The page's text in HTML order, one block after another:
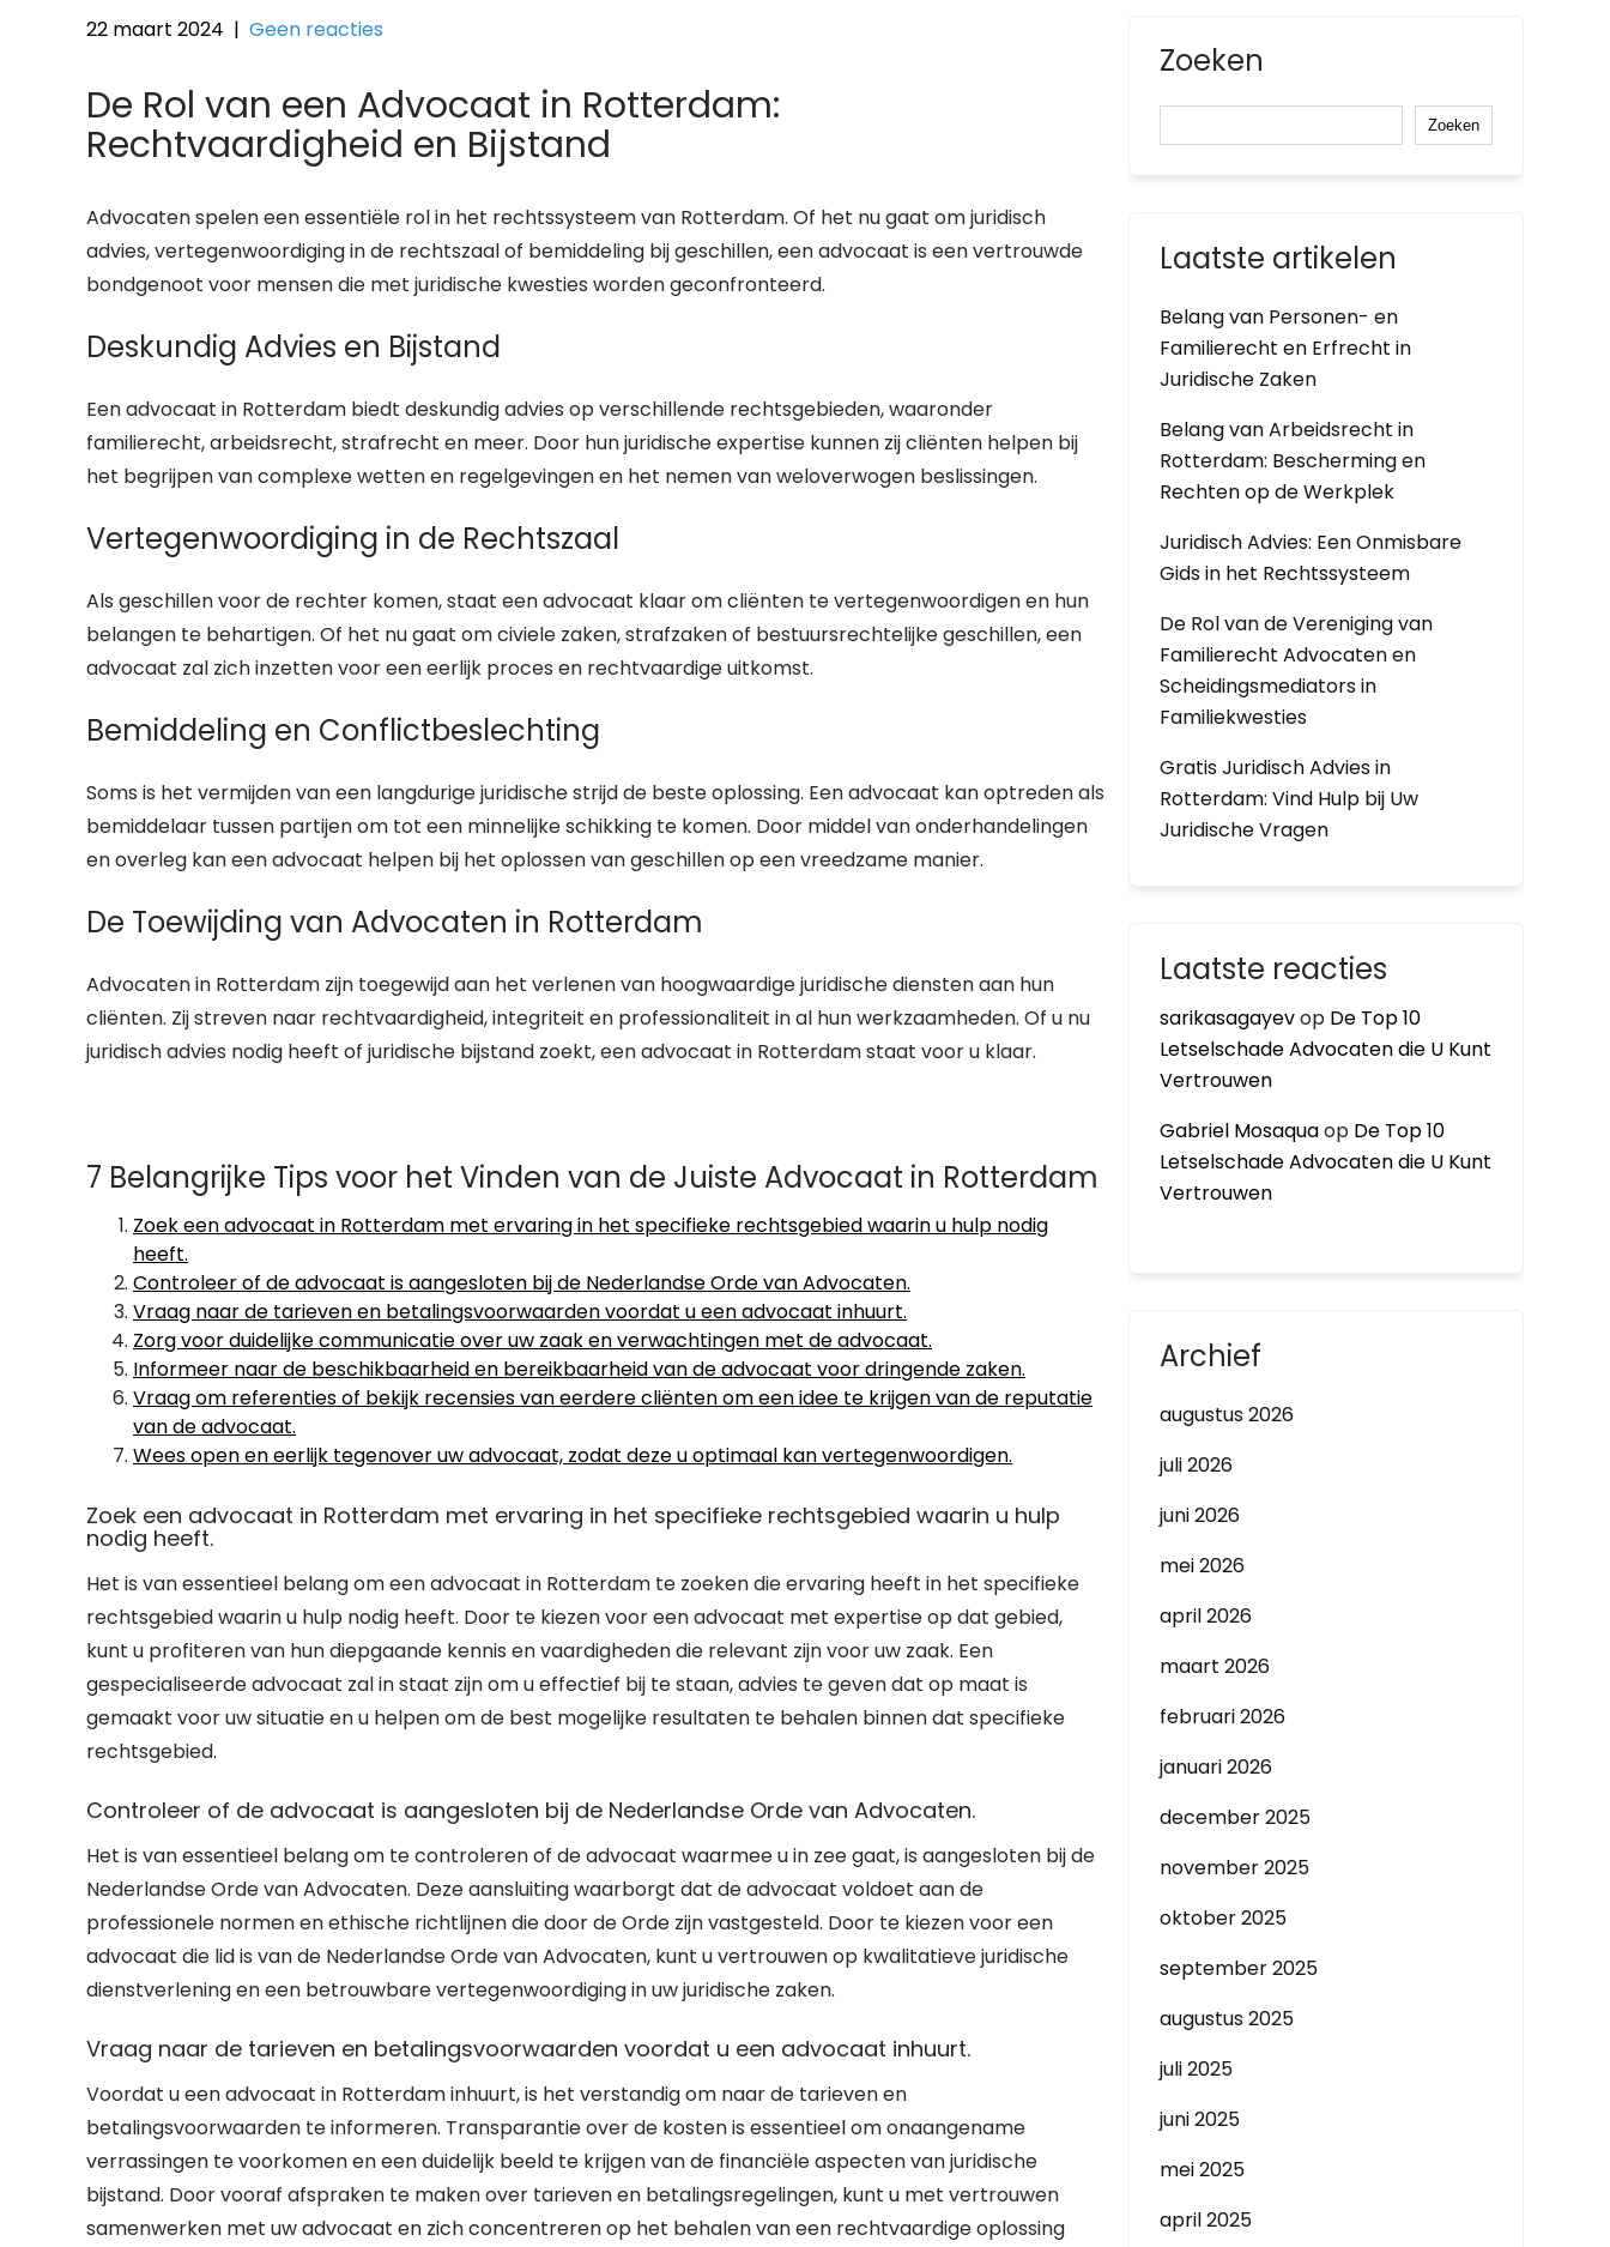
22 maart 2024 | Geen reacties
De Rol van een Advocaat in Rotterdam:
Rechtvaardigheid en Bijstand
Advocaten spelen een essentiële rol in het rechtssysteem van Rotterdam. Of het nu gaat om juridisch
advies, vertegenwoordiging in de rechtszaal of bemiddeling bij geschillen, een advocaat is een vertrouwde
bondgenoot voor mensen die met juridische kwesties worden geconfronteerd.
Deskundig Advies en Bijstand
Een advocaat in Rotterdam biedt deskundig advies op verschillende rechtsgebieden, waaronder
familierecht, arbeidsrecht, strafrecht en meer. Door hun juridische expertise kunnen zij cliënten helpen bij
het begrijpen van complexe wetten en regelgevingen en het nemen van weloverwogen beslissingen.
Vertegenwoordiging in de Rechtszaal
Als geschillen voor de rechter komen, staat een advocaat klaar om cliënten te vertegenwoordigen en hun
belangen te behartigen. Of het nu gaat om civiele zaken, strafzaken of bestuursrechtelijke geschillen, een
advocaat zal zich inzetten voor een eerlijk proces en rechtvaardige uitkomst.
Bemiddeling en Conflictbeslechting
Soms is het vermijden van een langdurige juridische strijd de beste oplossing. Een advocaat kan optreden als
bemiddelaar tussen partijen om tot een minnelijke schikking te komen. Door middel van onderhandelingen
en overleg kan een advocaat helpen bij het oplossen van geschillen op een vreedzame manier.
De Toewijding van Advocaten in Rotterdam
Advocaten in Rotterdam zijn toegewijd aan het verlenen van hoogwaardige juridische diensten aan hun
cliënten. Zij streven naar rechtvaardigheid, integriteit en professionaliteit in al hun werkzaamheden. Of u nu
juridisch advies nodig heeft of juridische bijstand zoekt, een advocaat in Rotterdam staat voor u klaar.
7 Belangrijke Tips voor het Vinden van de Juiste Advocaat in Rotterdam
Zoek een advocaat in Rotterdam met ervaring in het specifieke rechtsgebied waarin u hulp nodig
heeft.
Controleer of de advocaat is aangesloten bij de Nederlandse Orde van Advocaten.
Vraag naar de tarieven en betalingsvoorwaarden voordat u een advocaat inhuurt.
Zorg voor duidelijke communicatie over uw zaak en verwachtingen met de advocaat.
Informeer naar de beschikbaarheid en bereikbaarheid van de advocaat voor dringende zaken.
Vraag om referenties of bekijk recensies van eerdere cliënten om een idee te krijgen van de reputatie
van de advocaat.
Wees open en eerlijk tegenover uw advocaat, zodat deze u optimaal kan vertegenwoordigen.
Zoek een advocaat in Rotterdam met ervaring in het specifieke rechtsgebied waarin u hulp
nodig heeft.
Het is van essentieel belang om een advocaat in Rotterdam te zoeken die ervaring heeft in het specifieke
rechtsgebied waarin u hulp nodig heeft. Door te kiezen voor een advocaat met expertise op dat gebied,
kunt u profiteren van hun diepgaande kennis en vaardigheden die relevant zijn voor uw zaak. Een
gespecialiseerde advocaat zal in staat zijn om u effectief bij te staan, advies te geven dat op maat is
gemaakt voor uw situatie en u helpen om de best mogelijke resultaten te behalen binnen dat specifieke
rechtsgebied.
Controleer of de advocaat is aangesloten bij de Nederlandse Orde van Advocaten.
Het is van essentieel belang om te controleren of de advocaat waarmee u in zee gaat, is aangesloten bij de
Nederlandse Orde van Advocaten. Deze aansluiting waarborgt dat de advocaat voldoet aan de
professionele normen en ethische richtlijnen die door de Orde zijn vastgesteld. Door te kiezen voor een
advocaat die lid is van de Nederlandse Orde van Advocaten, kunt u vertrouwen op kwalitatieve juridische
dienstverlening en een betrouwbare vertegenwoordiging in uw juridische zaken.
Vraag naar de tarieven en betalingsvoorwaarden voordat u een advocaat inhuurt.
Voordat u een advocaat in Rotterdam inhuurt, is het verstandig om naar de tarieven en
betalingsvoorwaarden te informeren. Transparantie over de kosten is essentieel om onaangename
verrassingen te voorkomen en een duidelijk beeld te krijgen van de financiële aspecten van juridische
bijstand. Door vooraf afspraken te maken over tarieven en betalingsregelingen, kunt u met vertrouwen
samenwerken met uw advocaat en zich concentreren op het behalen van een rechtvaardige oplossing
Zoeken
Zoeken
Laatste artikelen
Belang van Personen- en
Familierecht en Erfrecht in
Juridische Zaken
Belang van Arbeidsrecht in
Rotterdam: Bescherming en
Rechten op de Werkplek
Juridisch Advies: Een Onmisbare
Gids in het Rechtssysteem
De Rol van de Vereniging van
Familierecht Advocaten en
Scheidingsmediators in
Familiekwesties
Gratis Juridisch Advies in
Rotterdam: Vind Hulp bij Uw
Juridische Vragen
Laatste reacties
sarikasagayevop De Top 10
Letselschade Advocaten die U Kunt
Vertrouwen
Gabriel Mosaquaop De Top 10
Letselschade Advocaten die U Kunt
Vertrouwen
Archief
augustus 2026
juli 2026
juni 2026
mei 2026
april 2026
maart 2026
februari 2026
januari 2026
december 2025
november 2025
oktober 2025
september 2025
augustus 2025
juli 2025
juni 2025
mei 2025
april 2025